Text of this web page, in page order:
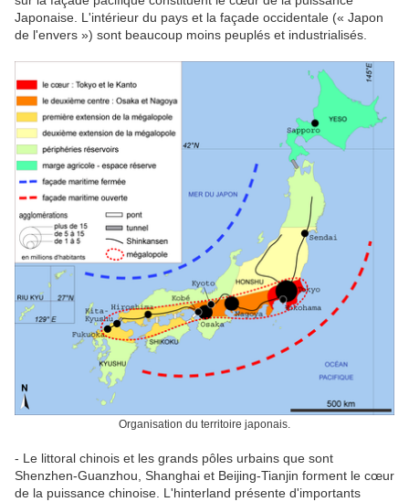
Japonaise. L'intérieur du pays et la façade occidentale (« Japon
de l'envers ») sont beaucoup moins peuplés et industrialisés.
Organisation du territoire japonais.
- Le littoral chinois et les grands pôles urbains que sont
Shenzhen-Guanzhou, Shanghai et Beijing-Tianjin forment le cœur
de la puissance chinoise. L'hinterland présente d'importants